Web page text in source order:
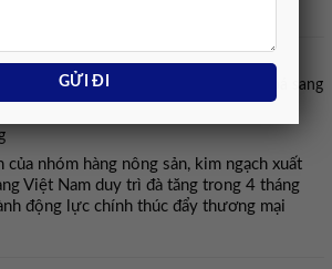
đột Trung Đông tiếp diễn.
xuất khẩu gần 2 tỷ USD hàng hoá sang
của nhóm hàng nông sản, kim ngạch xuất
Việt Nam duy trì đà tăng trong 4 tháng
động lực chính thúc đẩy thương mại